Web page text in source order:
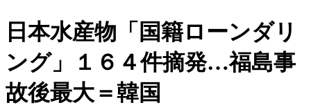
日本水産物「国籍ローンダリ
ング」１６４件摘発…福島事
故後最大＝韓国